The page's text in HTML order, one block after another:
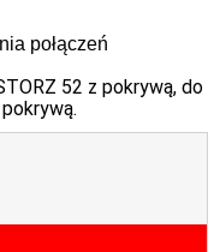
połączeń
52 z pokrywą, do